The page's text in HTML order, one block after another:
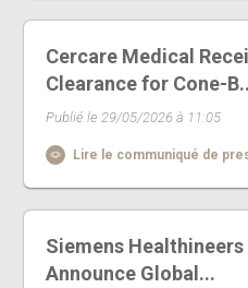
Cercare Medical
Clearance for Cone-
Publié le 29/05/2026 à 11:05
Lire le communiqué de
Siemens
Announce Global...